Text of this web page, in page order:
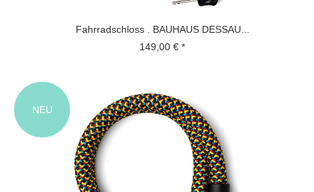
Fahrradschloss . BAUHAUS DESSAU...
149,00 € *
NEU